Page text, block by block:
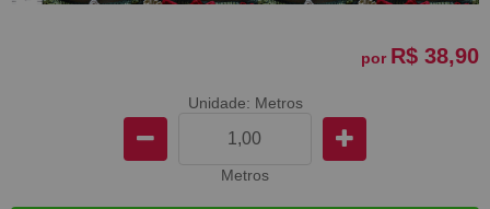
por R$ 38,90
Unidade: Metros
Metros